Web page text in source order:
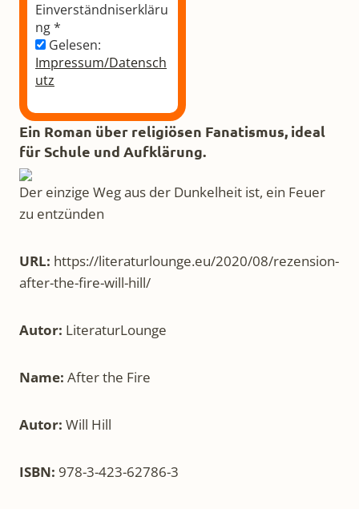
Einverständniserkläru
ng*
Gelesen:
Impressum/Datensch
utz
Ein Roman über religiösen Fanatismus, ideal
für Schule und Aufklärung.
Der einzige Weg aus der Dunkelheit ist, ein Feuer
zu entzünden
URL: https://literaturlounge.eu/2020/08/rezension-
after-the-fire-will-hill/
Autor: LiteraturLounge
Name: After the Fire
Autor: Will Hill
ISBN: 978-3-423-62786-3